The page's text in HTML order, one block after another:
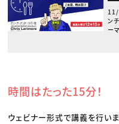
11/
ン
ー
時間はたった15分！
ウェビナー形式で講義を行い